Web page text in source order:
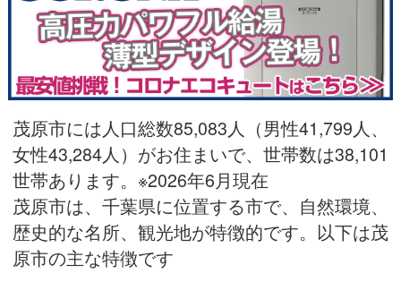
茂原市には人口総数85,083人（男性41,799人、
女性43,284人）がお住まいで、世帯数は38,101
世帯あります。※2026年6月現在
茂原市は、千葉県に位置する市で、自然環境、
歴史的な名所、観光地が特徴的です。以下は茂
原市の主な特徴です